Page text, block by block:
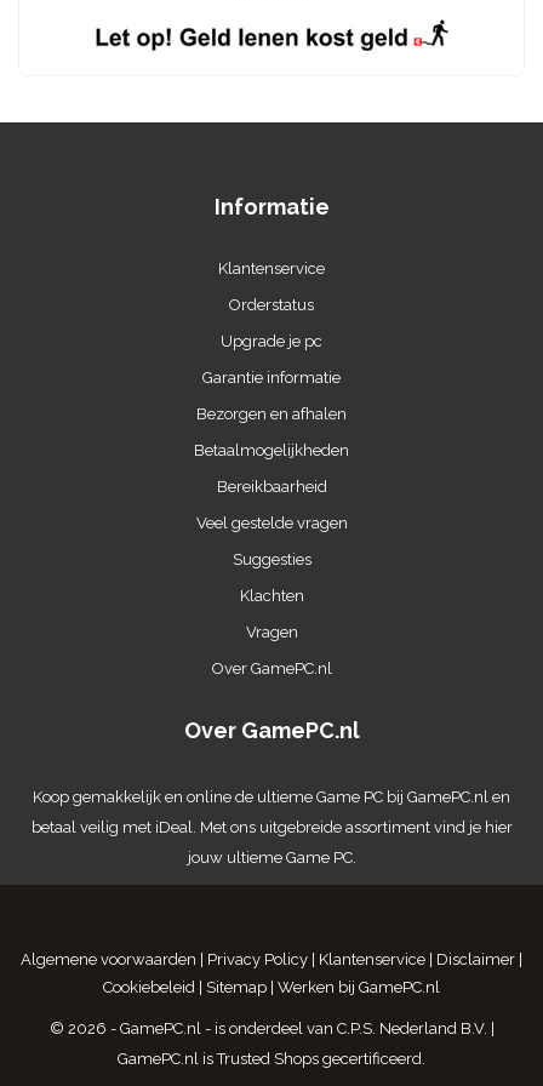
Informatie
Klantenservice
Orderstatus
Upgrade je pc
Garantie informatie
Bezorgen en afhalen
Betaalmogelijkheden
Bereikbaarheid
Veel gestelde vragen
Suggesties
Klachten
Vragen
Over GamePC.nl
Over GamePC.nl
Koop gemakkelijk en online de ultieme Game PC bij GamePC.nl en
betaal veilig met iDeal. Met ons uitgebreide assortiment vind je hier
jouw ultieme Game PC.
Algemene voorwaarden Privacy Policy Klantenservice Disclaimer
Cookiebeleid
Sitemap Werken bij GamePC.nl
© 2026 - GamePC.nl - is onderdeel van C.P.S. Nederland B.V.
GamePC.nl isTrusted Shops gecertificeerd